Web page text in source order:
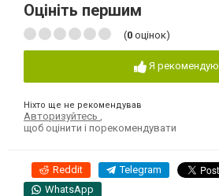
Оцініть першим
(0 оцінок)
Я рекомендую
Ніхто ще не рекомендував
Авторизуйтесь
щоб оцінити і порекомендувати
Reddit Telegram
WhatsApp